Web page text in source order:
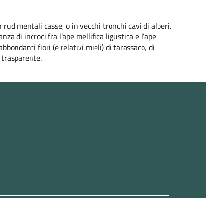
casse, o in vecchi tronchi cavi di alberi.
di incroci fra l’ape mellifica ligustica e l’ape
fiori (e relativi mieli) di tarassaco, di